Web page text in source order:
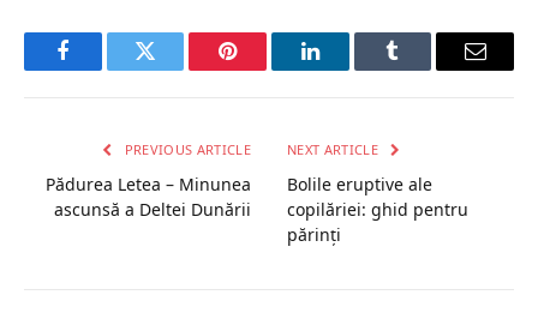
FacebookTwitter Pinterest LinkedInTumblr Email
PREVIOUS ARTICLE
Pădurea Letea – Minunea
ascunsă a Deltei Dunării
NEXT ARTICLE
Bolile eruptive ale
copilăriei: ghid pentru
părinți